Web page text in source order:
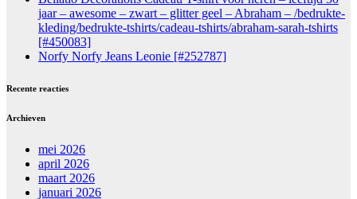
jaar – awesome – zwart – glitter geel – Abraham – /bedrukte-
kleding/bedrukte-tshirts/cadeau-tshirts/abraham-sarah-tshirts
[#450083]
Norfy Norfy Jeans Leonie [#252787]
Recente reacties
Archieven
mei 2026
april 2026
maart 2026
januari 2026